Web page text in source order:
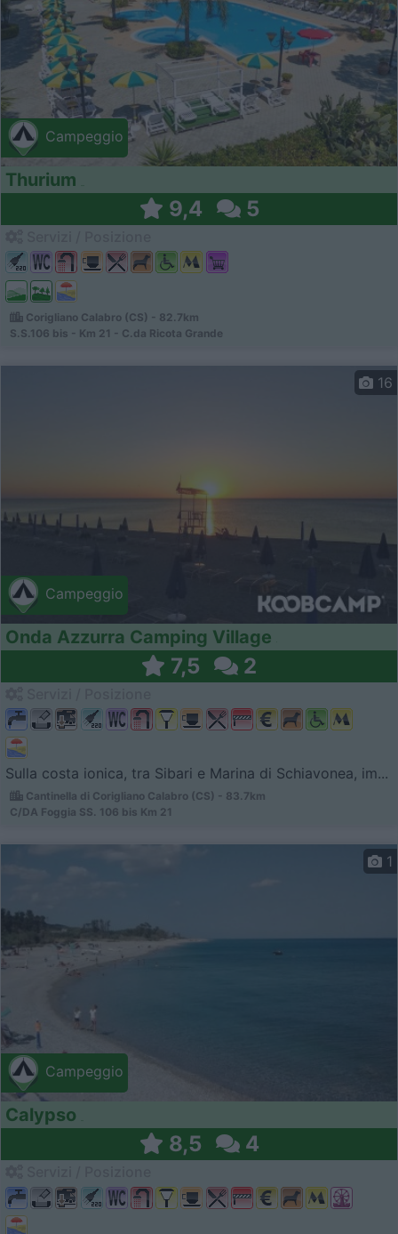
Campeggio
Thurium
9,4 5
Corigliano Calabro (CS) - 82.7km
S.S.106 bis - Km 21 - C.da Ricota Grande
Campeggio
16
Onda Azzurra Camping Village
7,5 2
Sulla costa ionica, tra Sibari e Marina di Schiavonea, im...
Cantinella di Corigliano Calabro (CS) - 83.7km
C/DA Foggia SS. 106 bis Km 21
Campeggio
1
Calypso
8,5 4